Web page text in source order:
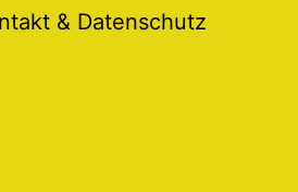
& Datenschutz